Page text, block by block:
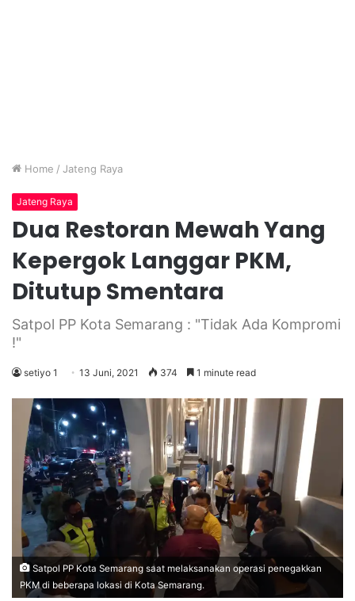
Home / Jateng Raya
Jateng Raya
Dua Restoran Mewah Yang
Kepergok Langgar PKM,
Ditutup Smentara
Satpol PP Kota Semarang : "Tidak Ada Kompromi
!"
setiyo 1 13 Juni, 2021 374 1 minute read
Satpol PP Kota Semarang saat melaksanakan operasi penegakkan
PKM di beberapa lokasi di Kota Semarang.